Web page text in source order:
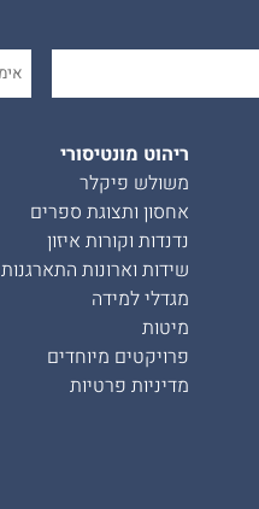
ריהוט מונטיסורי
משולש פיקלר
אחסון ותצוגת ספרים
נדנדות וקורות איזון
שידות וארונות התארגנות
מגדלי למידה
מיטות
פרויקטים מיוחדים
מדיניות פרטיות